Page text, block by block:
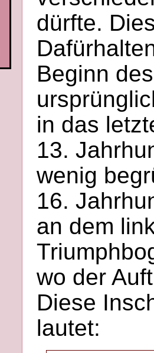
dürfte.
Beginn
in das
13.
wenig
16.
an dem
wo der
Diese
lautet: